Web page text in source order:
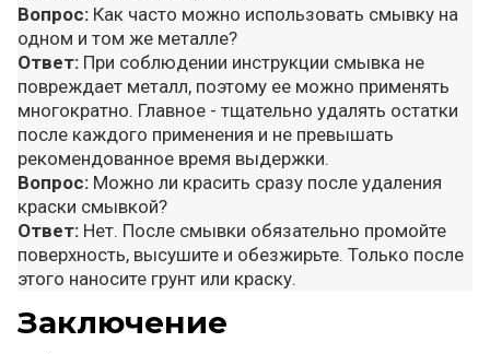
Вопрос: Как часто можно использовать смывку на
одном и том же металле?
Ответ: При соблюдении инструкции смывка не
повреждает металл, поэтому ее можно применять
многократно. Главное - тщательно удалять остатки
после каждого применения и не превышать
рекомендованное время выдержки.
Вопрос: Можно ли красить сразу после удаления
краски смывкой?
Ответ: Нет. После смывки обязательно промойте
поверхность, высушите и обезжирьте. Только после
этого наносите грунт или краску.
Заключение